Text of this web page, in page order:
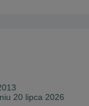
20 lipca 2026